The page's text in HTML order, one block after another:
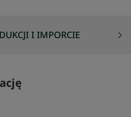
I IMPORCIE